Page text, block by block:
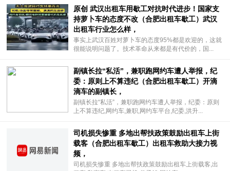
原创 武汉出租车用歇工对抗时代进步！国家支
持萝卜车的态度不改（合肥出租车歇工）武汉
出租车行业怎么样，
事实上武汉百姓对萝卜车的态度95%都是欢迎的，这就
很能说明问题了。技术革命从来都是有代价的，国...
副镇长拉“私活”，兼职跑网约车遭人举报，纪
委：原则上不算违纪（合肥出租车歇工）开滴
滴车的副镇长，
副镇长拉“私活”，兼职跑网约车遭人举报，纪委：原则
上不算违纪,网约车,兼职,网约车平台,纪委,洪升...
司机损失惨重 多地出帮扶政策鼓励出租车上街
载客（合肥出租车歇工）出租车救助大接力视
频，
司机损失惨重 多地出帮扶政策鼓励出租车上街载客,出